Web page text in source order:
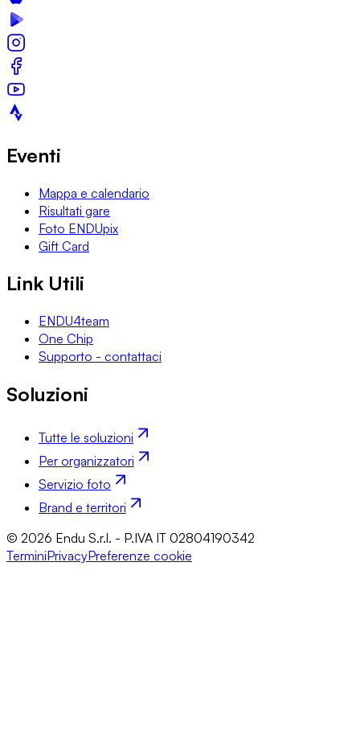
Eventi
Mappa e calendario
Risultati gare
Foto ENDUpix
Gift Card
Link Utili
ENDU4team
One Chip
Supporto - contattaci
Soluzioni
Tutte le soluzioni
Per organizzatori
Servizio foto
Brand e territori
© 2026 Endu S.r.l. - P.IVA IT 02804190342
TerminiPrivacyPreferenze cookie